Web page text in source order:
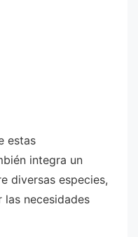
estas
integra un
diversas especies,
necesidades